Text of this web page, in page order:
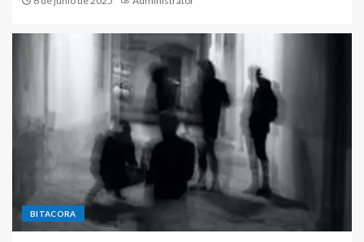
BITACORA